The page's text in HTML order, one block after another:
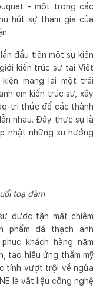
- một trong các
hút sự tham gia của
đầu tiên một sự kiện
kiến trúc sư tại Việt
mang lại một trải
em kiến trúc sư, xây
tri thức để các thành
nhau. Đây thực sự là
nhật những xu hướng
toạ đàm
được tận mắt chiêm
phẩm đá thạch anh
khách hàng năm
tạo hiệu ứng thẩm mỹ
tính vượt trội về ngừa
là vật liệu công nghệ